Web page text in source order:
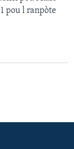
pou l ranpòte